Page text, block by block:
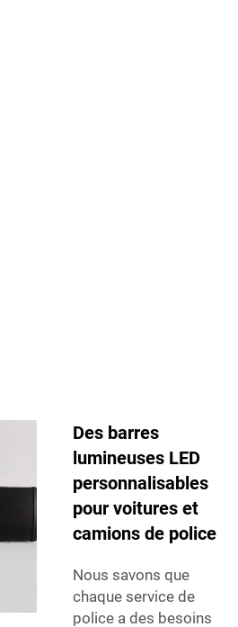
Des barres
lumineuses LED
personnalisables
pour voitures et
camions de police
Nous savons que
chaque service de
police a des besoins